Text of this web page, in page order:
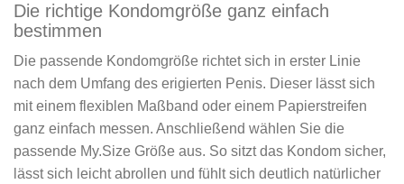
Die richtige Kondomgröße ganz einfach
bestimmen
Die passende Kondomgröße richtet sich in erster Linie
nach dem Umfang des erigierten Penis. Dieser lässt sich
mit einem flexiblen Maßband oder einem Papierstreifen
ganz einfach messen. Anschließend wählen Sie die
passende My.Size Größe aus. So sitzt das Kondom sicher,
lässt sich leicht abrollen und fühlt sich deutlich natürlicher